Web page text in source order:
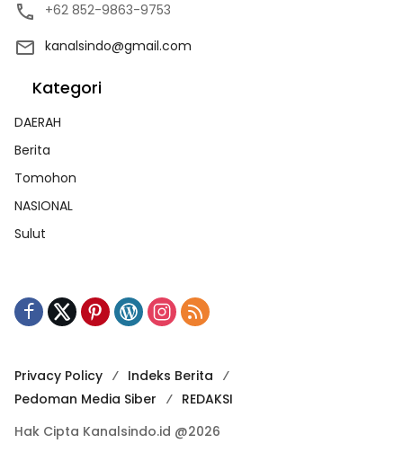
+62 852-9863-9753
kanalsindo@gmail.com
Kategori
DAERAH
Berita
Tomohon
NASIONAL
Sulut
Privacy Policy
Indeks Berita
Pedoman Media Siber
REDAKSI
Hak Cipta Kanalsindo.id @2026